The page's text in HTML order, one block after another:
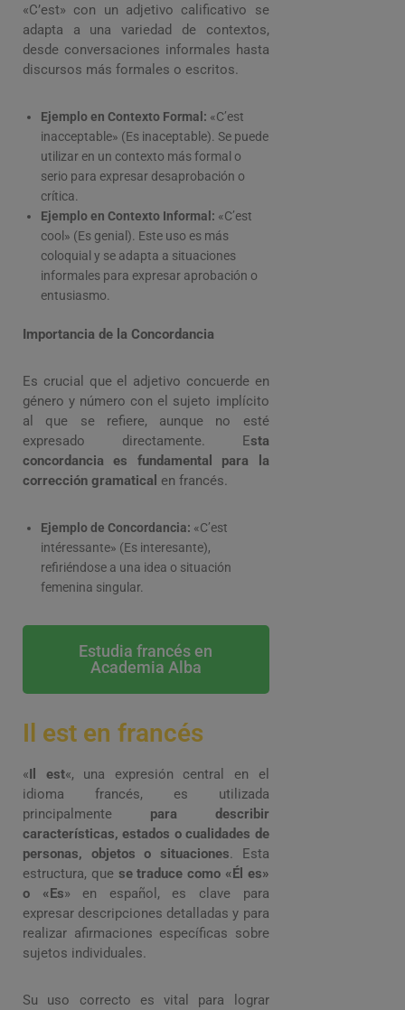
«C’est» con un adjetivo calificativo se
adapta a una variedad de contextos,
desde conversaciones informales hasta
discursos más formales o escritos.
Ejemplo en Contexto Formal: «C’est
inacceptable» (Es inaceptable). Se puede
utilizar en un contexto más formal o
serio para expresar desaprobación o
crítica.
Ejemplo en Contexto Informal: «C’est
cool» (Es genial). Este uso es más
coloquial y se adapta a situaciones
informales para expresar aprobación o
entusiasmo.
Importancia de la Concordancia
Es crucial que el adjetivo concuerde en
género y número con el sujeto implícito
al que se refiere, aunque no esté
expresado directamente. Esta
concordancia es fundamental para la
corrección gramatical en francés.
Ejemplo de Concordancia: «C’est
intéressante» (Es interesante),
refiriéndose a una idea o situación
femenina singular.
Estudia francés en
Academia Alba
Il est en francés
«Il est«, una expresión central en el
idioma francés, es utilizada
principalmente para describir
características, estados o cualidades de
personas, objetos o situaciones. Esta
estructura, que se traduce como «Él es»
o «Es» en español, es clave para
expresar descripciones detalladas y para
realizar afirmaciones específicas sobre
sujetos individuales.
Su uso correcto es vital para lograr